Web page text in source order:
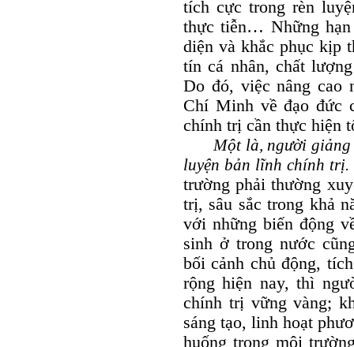
tích cực trong rèn
thực tiễn… Những hạn
diện và khắc phục kịp
tín cá nhân, chất
Do đó, việc nâng cao
Chí Minh về đạo đức
chính trị cần thực hiện
Một là, người giảng
luyện bản lĩnh chính trị.
trường phải thường
trị, sâu sắc trong khả
với những biến động
sinh ở trong nước
bối cảnh chủ động,
rộng hiện nay, thì
chính trị vững vàng;
sáng tạo, linh hoạt
huống trong môi